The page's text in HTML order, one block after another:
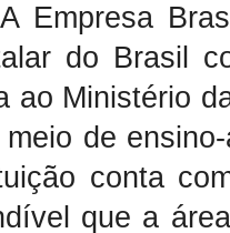
A Empresa
do Brasil
ao Ministério
de
conta
que a